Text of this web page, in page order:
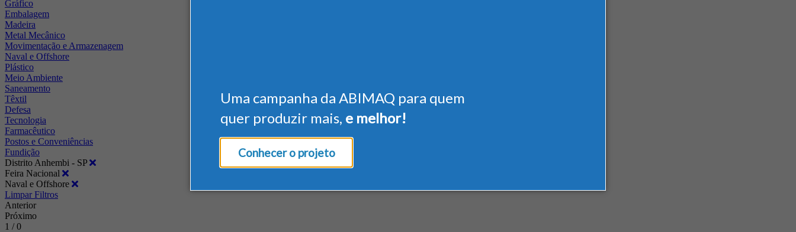
Uma campanha da ABIMAQ para quem
quer produzir mais, e melhor!
Conhecer o projeto
Gráfico
Embalagem
Madeira
Metal Mecânico
Movimentação e Armazenagem
Naval e Offshore
Plástico
Meio Ambiente
Saneamento
Têxtil
Defesa
Tecnologia
Farmacêutico
Postos e Conveniências
Fundição
Distrito Anhembi - SP
Feira Nacional
Naval e Offshore
Limpar Filtros
Anterior
Próximo
1 / 0